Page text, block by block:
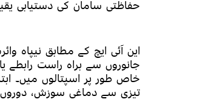
حفاظتی سامان کی دستیابی
این آئی ایچ کے مطابق نیپاہ
جانوروں سے براہ راست رابطے
خاص طور پر اسپتالوں میں۔
تیزی سے دماغی سوزش، دوروں